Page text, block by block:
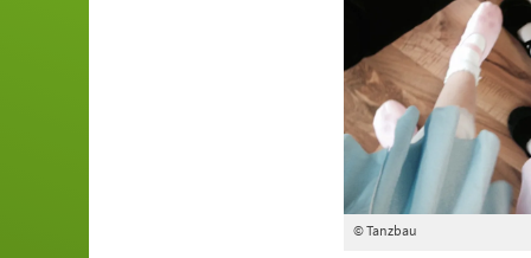
© Tanzbau